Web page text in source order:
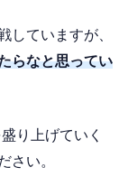
していますが、
らなと思ってい
り上げていく
さい。